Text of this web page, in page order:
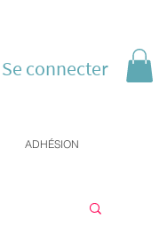
Se connecter
ADHÉSION